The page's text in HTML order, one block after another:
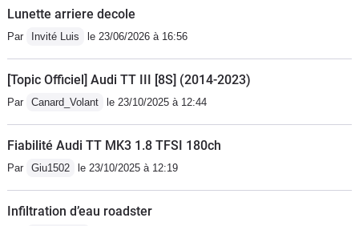
Lunette arriere decole
Par Invité Luis le 23/06/2026 à 16:56
[Topic Officiel] Audi TT III [8S] (2014-2023)
Par Canard_Volant le 23/10/2025 à 12:44
Fiabilité Audi TT MK3 1.8 TFSI 180ch
Par Giu1502 le 23/10/2025 à 12:19
Infiltration d’eau roadster